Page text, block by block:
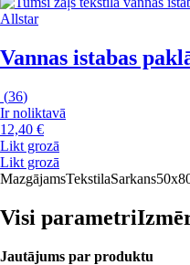
Allstar
Vannas istabas
(36)
Ir noliktavā
12,40 €
Likt grozā
Likt grozā
MazgājamsTekstilaSarkans
Visi parametri
Jautājums par produktu